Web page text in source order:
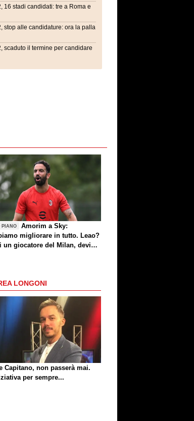
16 stadi candidati: tre a Roma e
stop alle candidature: ora la palla
scaduto il termine per candidare
PIANO
Amorim a Sky:
migliorare in tutto. Leao?
un giocatore del Milan, devi
LONGONI
Capitano, non passerà mai.
per sempre...